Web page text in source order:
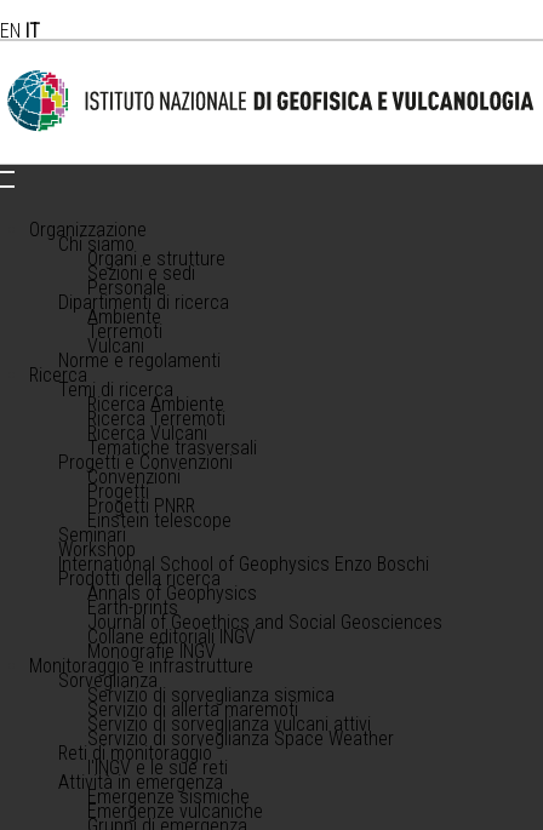
EN IT
Organizzazione
Chi siamo
Organi e strutture
Sezioni e sedi
Personale
Dipartimenti di ricerca
Ambiente
Terremoti
Vulcani
Norme e regolamenti
Ricerca
Temi di ricerca
Ricerca Ambiente
Ricerca Terremoti
Ricerca Vulcani
Tematiche trasversali
Progetti e Convenzioni
Convenzioni
Progetti
Progetti PNRR
Einstein telescope
Seminari
Workshop
International School of Geophysics Enzo Boschi
Prodotti della ricerca
Annals of Geophysics
Earth-prints
Journal of Geoethics and Social Geosciences
Collane editoriali INGV
Monografie INGV
Monitoraggio e infrastrutture
Sorveglianza
Servizio di sorveglianza sismica
Servizio di allerta maremoti
Servizio di sorveglianza vulcani attivi
Servizio di sorveglianza Space Weather
Reti di monitoraggio
l'INGV e le sue reti
Attività in emergenza
Emergenze sismiche
Emergenze vulcaniche
Gruppi di emergenza